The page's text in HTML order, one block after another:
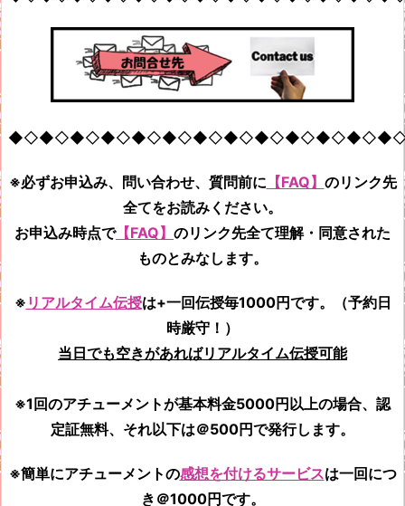
※必ずお申込み、問い合わせ、質問前に 【FAQ】 のリンク先
全てをお読みください。
お申込み時点で【FAQ】 のリンク先全て理解・同意された
ものとみなします。
※ リアルタイム伝授は+一回伝授毎1000円です。（予約日
時厳守！）
当日でも空きがあればリアルタイム伝授可能
※1回のアチューメントが基本料金5000円以上の場合、認
定証無料、それ以下は＠500円で発行します。
※簡単にアチューメントの感想を付けるサービスは一回につ
き＠1000円です。